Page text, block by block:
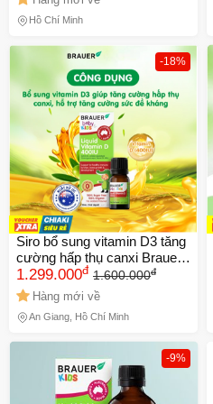
Hồ Chí Minh
-18%
Siro bổ sung vitamin D3 tăng
cường hấp thụ canxi Brauer
Baby & Kids Liquid Vitamin D
400IU (10ml)
1.299.000đ 1.600.000đ
Hàng mới về
An Giang, Hồ Chí Minh
-9%